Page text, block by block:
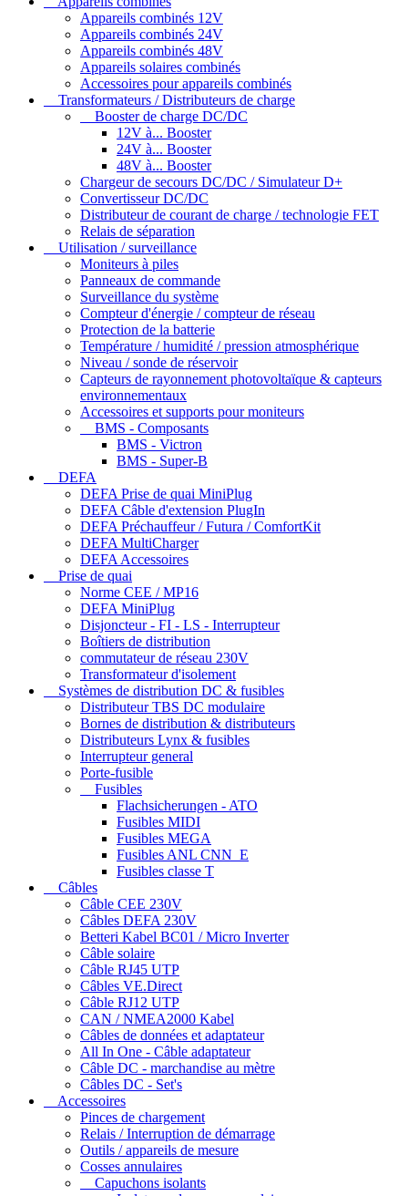
Appareils combinés 12V
Appareils combinés 24V
Appareils combinés 48V
Appareils solaires combinés
Accessoires pour appareils combinés
Transformateurs / Distributeurs de charge
Booster de charge DC/DC
12V à... Booster
24V à... Booster
48V à... Booster
Chargeur de secours DC/DC / Simulateur D+
Convertisseur DC/DC
Distributeur de courant de charge / technologie FET
Relais de séparation
Utilisation / surveillance
Moniteurs à piles
Panneaux de commande
Surveillance du système
Compteur d'énergie / compteur de réseau
Protection de la batterie
Température / humidité / pression atmosphérique
Niveau / sonde de réservoir
Capteurs de rayonnement photovoltaïque & capteurs
environnementaux
Accessoires et supports pour moniteurs
BMS - Composants
BMS - Victron
BMS - Super-B
DEFA
DEFA Prise de quai MiniPlug
DEFA Câble d'extension PlugIn
DEFA Préchauffeur / Futura / ComfortKit
DEFA MultiCharger
DEFA Accessoires
Prise de quai
Norme CEE / MP16
DEFA MiniPlug
Disjoncteur - FI - LS - Interrupteur
Boîtiers de distribution
commutateur de réseau 230V
Transformateur d'isolement
Systèmes de distribution DC & fusibles
Distributeur TBS DC modulaire
Bornes de distribution & distributeurs
Distributeurs Lynx & fusibles
Interrupteur general
Porte-fusible
Fusibles
Flachsicherungen - ATO
Fusibles MIDI
Fusibles MEGA
Fusibles ANL CNN_E
Fusibles classe T
Câbles
Câble CEE 230V
Câbles DEFA 230V
Betteri Kabel BC01 / Micro Inverter
Câble solaire
Câble RJ45 UTP
Câbles VE.Direct
Câble RJ12 UTP
CAN / NMEA2000 Kabel
Câbles de données et adaptateur
All In One - Câble adaptateur
Câble DC - marchandise au mètre
Câbles DC - Set's
Accessoires
Pinces de chargement
Relais / Interruption de démarrage
Outils / appareils de mesure
Cosses annulaires
Capuchons isolants